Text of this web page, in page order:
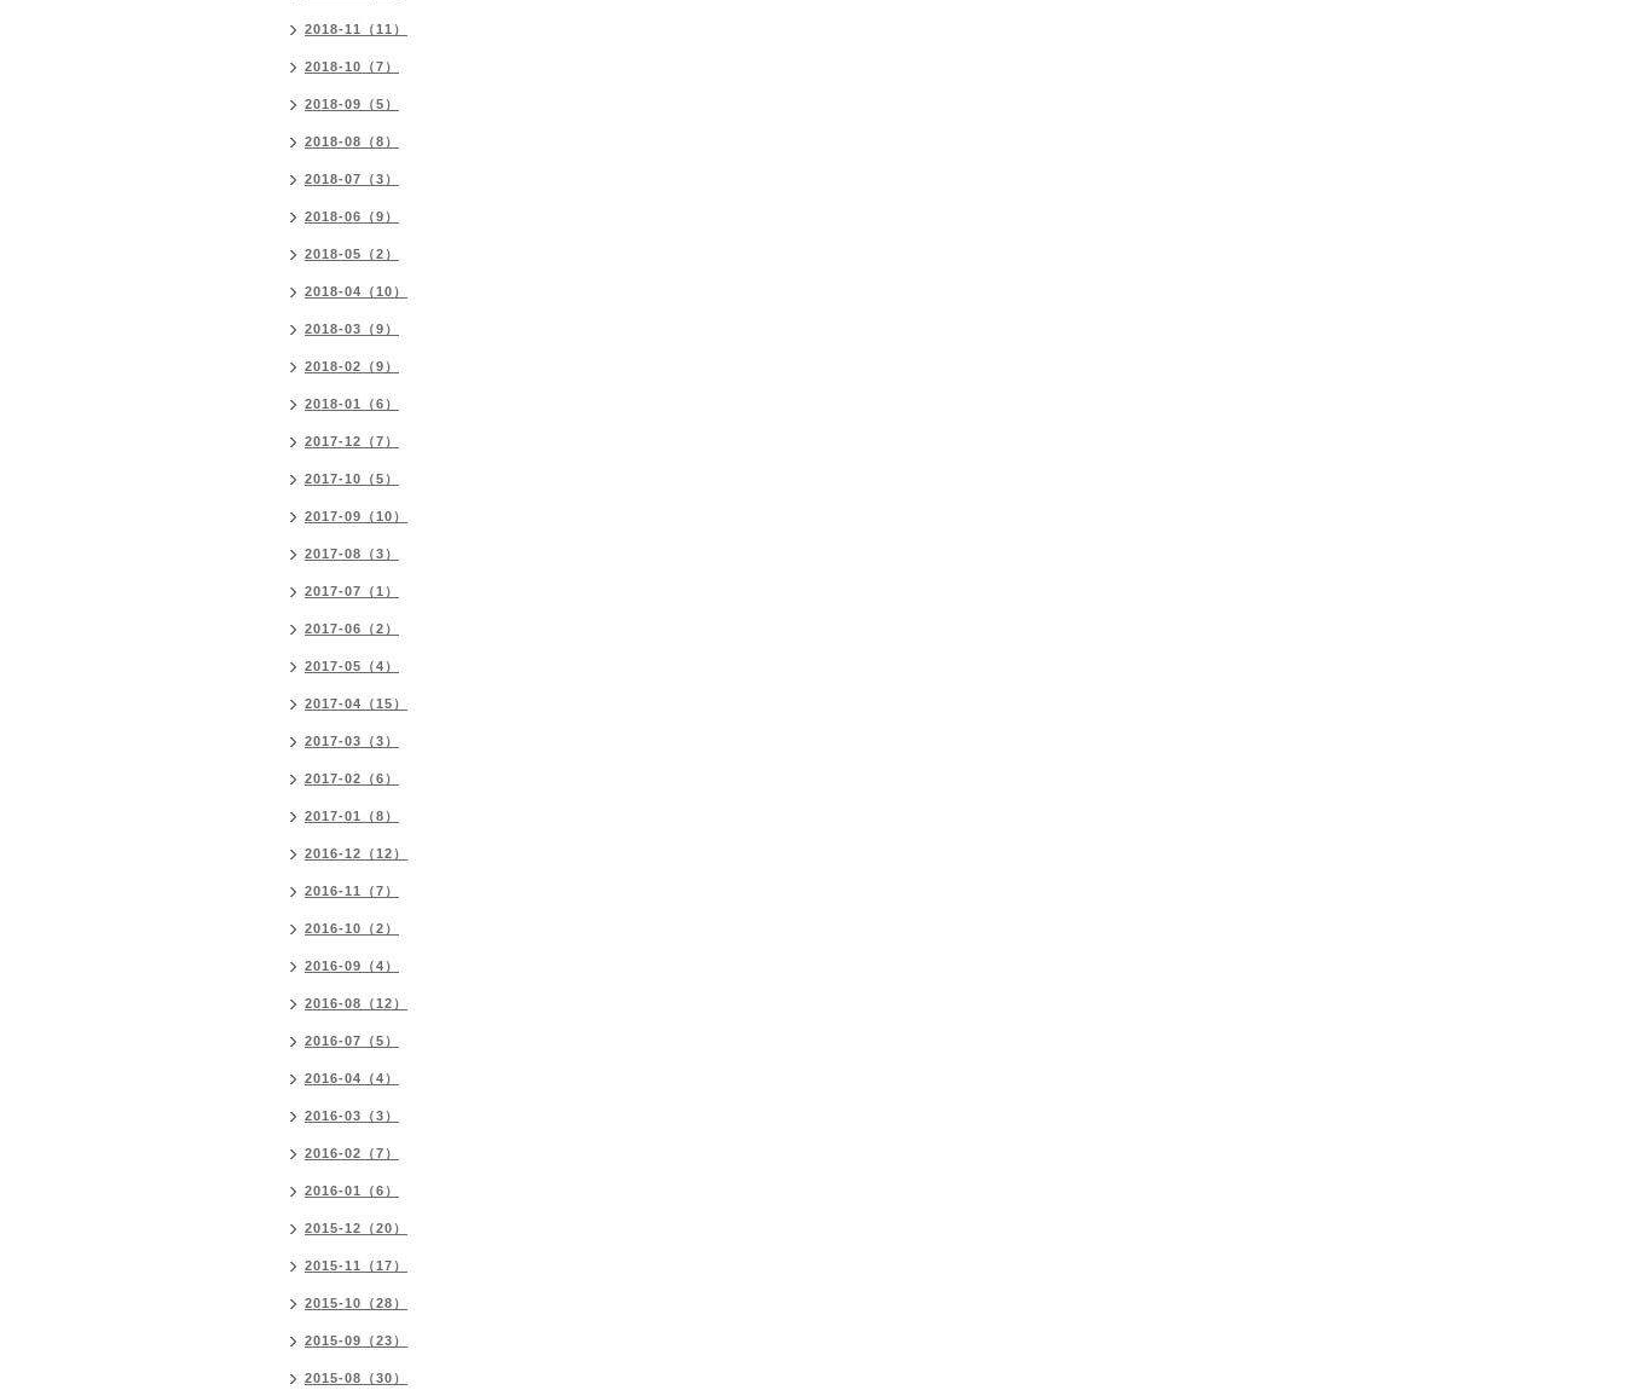
2018-11（11）
2018-10（7）
2018-09（5）
2018-08（8）
2018-07（3）
2018-06（9）
2018-05（2）
2018-04（10）
2018-03（9）
2018-02（9）
2018-01（6）
2017-12（7）
2017-10（5）
2017-09（10）
2017-08（3）
2017-07（1）
2017-06（2）
2017-05（4）
2017-04（15）
2017-03（3）
2017-02（6）
2017-01（8）
2016-12（12）
2016-11（7）
2016-10（2）
2016-09（4）
2016-08（12）
2016-07（5）
2016-04（4）
2016-03（3）
2016-02（7）
2016-01（6）
2015-12（20）
2015-11（17）
2015-10（28）
2015-09（23）
2015-08（30）